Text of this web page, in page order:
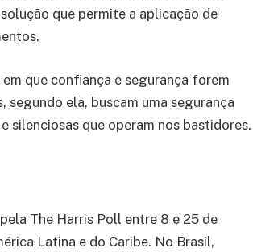
que permite a aplicação de
que confiança e segurança forem
segundo ela, buscam uma segurança
silenciosas que operam nos bastidores.
The Harris Poll entre 8 e 25 de
Latina e do Caribe. No Brasil,